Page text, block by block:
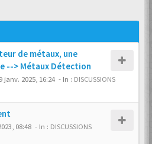
de métaux, une
--> Métaux Détection
janv. 2025, 16:24 - In : DISCUSSIONS
08:48 - In : DISCUSSIONS